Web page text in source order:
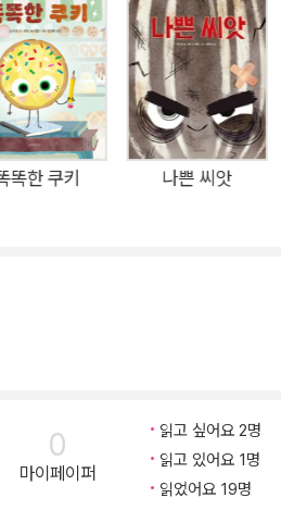
면 어딜 가나 인기 만점인 멋쟁이
진 콩이 되기를 꿈꾸는 주인공 등
터들이 눈길을 사로잡아요. 《나쁜
뉴욕타임즈 베스트셀러 작가로 발
드 작가가 이번에는 귀여운 콩을 주
관심이 많아지는 아이들에게 생각할
친구들과 이야기를 나눠 보세요!
?” 소심했던 작은 콩이 자신감 넘치
의 인기는 이웃 마을까지 닿는 정도
실 이 콩은 삼총사와 한 꼬투리에서
똑한 쿠키 나쁜 씨앗
0
마이페이퍼
읽고 싶어요 2명
읽고 있어요 1명
읽었어요 19명